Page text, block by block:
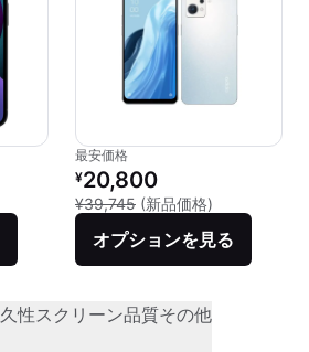
：
品との比較：¥92,800
最安価格
リファービッシュ品の価格：
¥20,800
¥39,745 (新品価格)
オプションを見る
性スクリーン品質その他